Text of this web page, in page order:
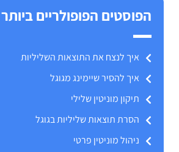
הפוסטים הפופולריים ביותר
איך לנצח את התוצאות השליליות
איך להסיר שיימינג מגוגל
תיקון מוניטין שלילי
הסרת תוצאות שליליות בגוגל
ניהול מוניטין פרטי